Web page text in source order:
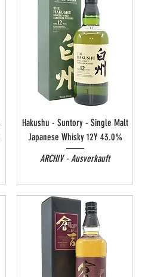
Hakushu - Suntory - Single Malt
Japanese Whisky 12Y 43.0%
ARCHIV - Ausverkauft